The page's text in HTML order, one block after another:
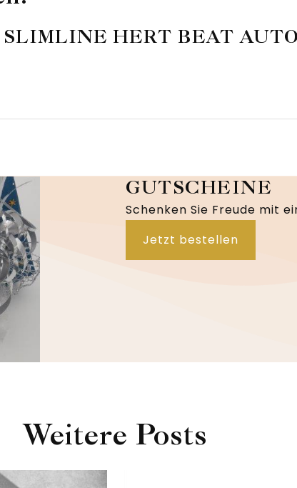
SLIMLINE HERT BEAT
GUTSCHEINE
Schenken Sie Freude mit
Jetzt bestellen
Weitere Posts